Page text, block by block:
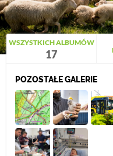
WSZYSTKICH ALBUMÓW
17
POZOSTAŁE GALERIE